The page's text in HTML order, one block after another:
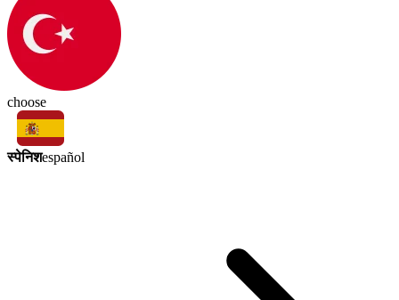
choose
स्पेनिशespañol